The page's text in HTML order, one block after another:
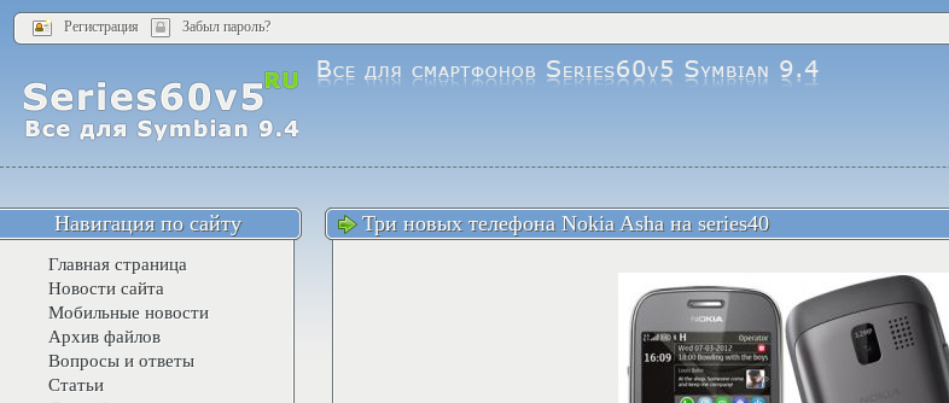
Регистрация Забыл пароль?
Три новых телефона Nokia Asha на series40
Навигация по сайту
Главная страница
Новости сайта
Мобильные новости
Архив файлов
Вопросы и ответы
Статьи